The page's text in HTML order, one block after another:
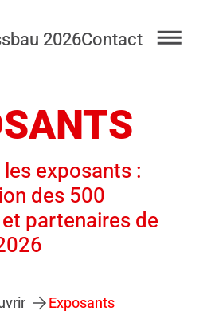
2026Contact
exposants :
des 500
partenaires de
Exposants